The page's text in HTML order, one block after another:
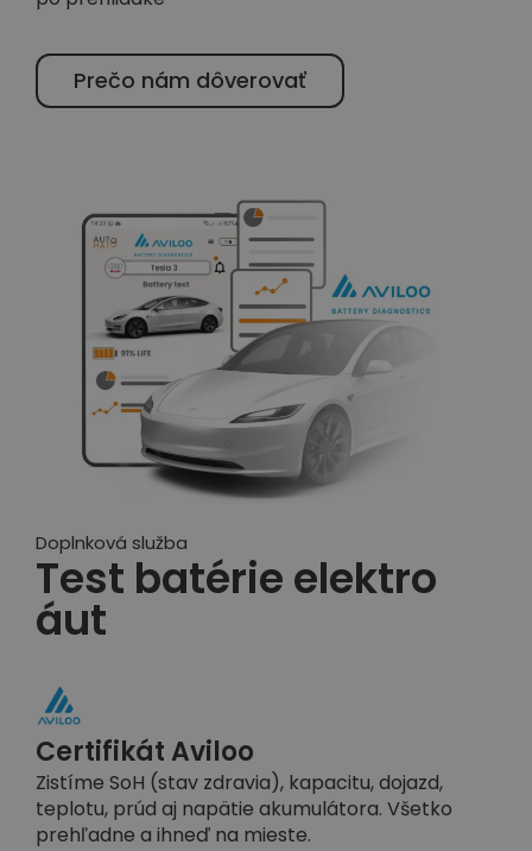
Prečo nám dôverovať
Doplnková služba
Test batérie elektro
áut
Certifikát Aviloo
Zistíme SoH (stav zdravia), kapacitu, dojazd,
teplotu, prúd aj napätie akumulátora. Všetko
prehľadne a ihneď na mieste.